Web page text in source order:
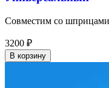
Совместим со
3200 ₽
В корзину